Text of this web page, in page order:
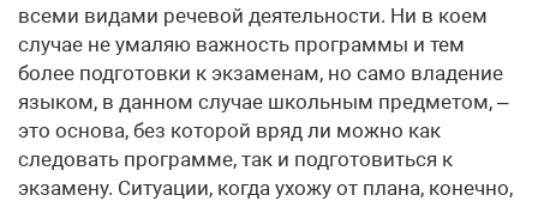
всеми видами речевой деятельности. Ни в коем
случае не умаляю важность программы и тем
более подготовки к экзаменам, но само владение
языком, в данном случае школьным предметом, –
это основа, без которой вряд ли можно как
следовать программе, так и подготовиться к
экзамену. Ситуации, когда ухожу от плана, конечно,